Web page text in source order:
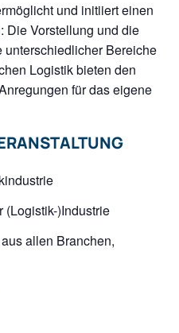
und initiiert einen
Die Vorstellung und die
Bereiche
Logistik bieten den
für das eigene
(Logistik-)Industrie
allen Branchen,